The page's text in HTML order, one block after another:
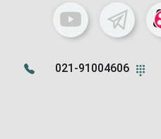
021-91004606